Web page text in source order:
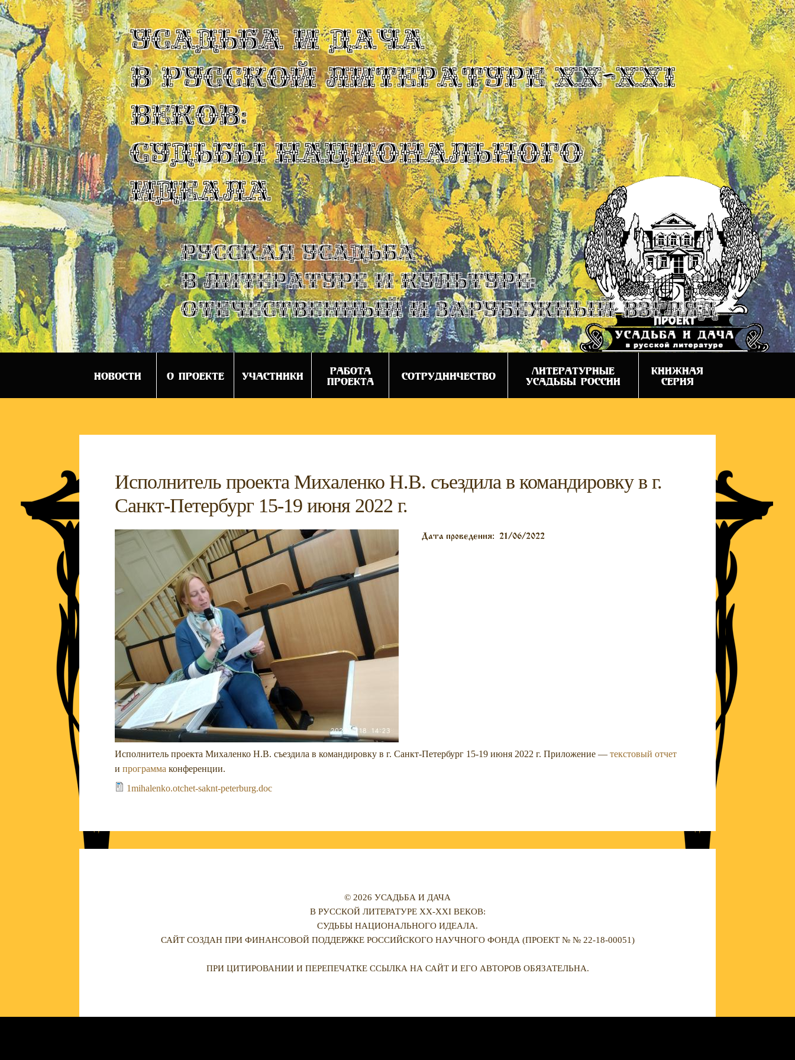
УСАДЬБА И ДАЧА
В РУССКОЙ ЛИТЕРАТУРЕ XX-XXI
ВЕКОВ:
СУДЬБЫ НАЦИОНАЛЬНОГО
ИДЕАЛА
Русская усадьба
в литературе и культуре:
отечественный и зарубежный взгляд
НОВОСТИ О ПРОЕКТЕ УЧАСТНИКИ
РАБОТА
ПРОЕКТА
СОТРУДНИЧЕСТВО
ЛИТЕРАТУРНЫЕ
УСАДЬБЫ РОССИИ
КНИЖНАЯ
СЕРИЯ
Исполнитель проекта Михаленко Н.В. съездила в командировку в г.
Санкт-Петербург 15-19 июня 2022 г.
Дата проведения: 21/06/2022
Исполнитель проекта Михаленко Н.В. съездила в командировку в г. Санкт-Петербург 15-19 июня 2022 г. Приложение —текстовый отчет
ипрограмма конференции.
1mihalenko.otchet-saknt-peterburg.doc
© 2026 УСАДЬБА И ДАЧА
В РУССКОЙ ЛИТЕРАТУРЕ XX-XXI ВЕКОВ:
СУДЬБЫ НАЦИОНАЛЬНОГО ИДЕАЛА.
САЙТ СОЗДАН ПРИ ФИНАНСОВОЙ ПОДДЕРЖКЕ РОССИЙСКОГО НАУЧНОГО ФОНДА (ПРОЕКТ № № 22-18-00051)
ПРИ ЦИТИРОВАНИИ И ПЕРЕПЕЧАТКЕ ССЫЛКА НА САЙТ И ЕГО АВТОРОВ ОБЯЗАТЕЛЬНА.